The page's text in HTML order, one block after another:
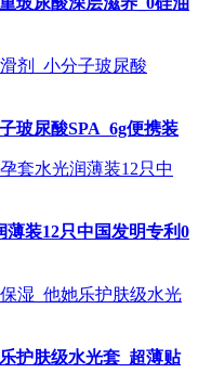
玻尿酸SPA_6g便携装
装12只中国发明专利0
护肤级水光套_超薄贴